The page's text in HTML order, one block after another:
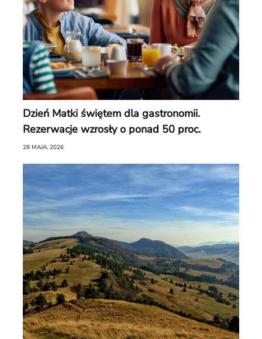
Dzień Matki świętem dla gastronomii.
Rezerwacje wzrosły o ponad 50 proc.
28 MAJA, 2026